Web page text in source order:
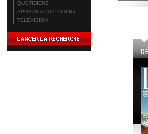
QUOTIDIENS
SPORTS-AUTO-LOISIRS
TELEVISION